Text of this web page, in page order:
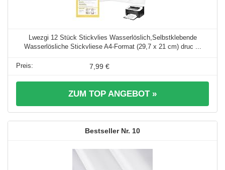
Lwezgi 12 Stück Stickvlies Wasserlöslich,Selbstklebende
Wasserlösliche Stickvliese A4-Format (29,7 x 21 cm) druc ...
7,99 €
ZUM TOP ANGEBOT »
10